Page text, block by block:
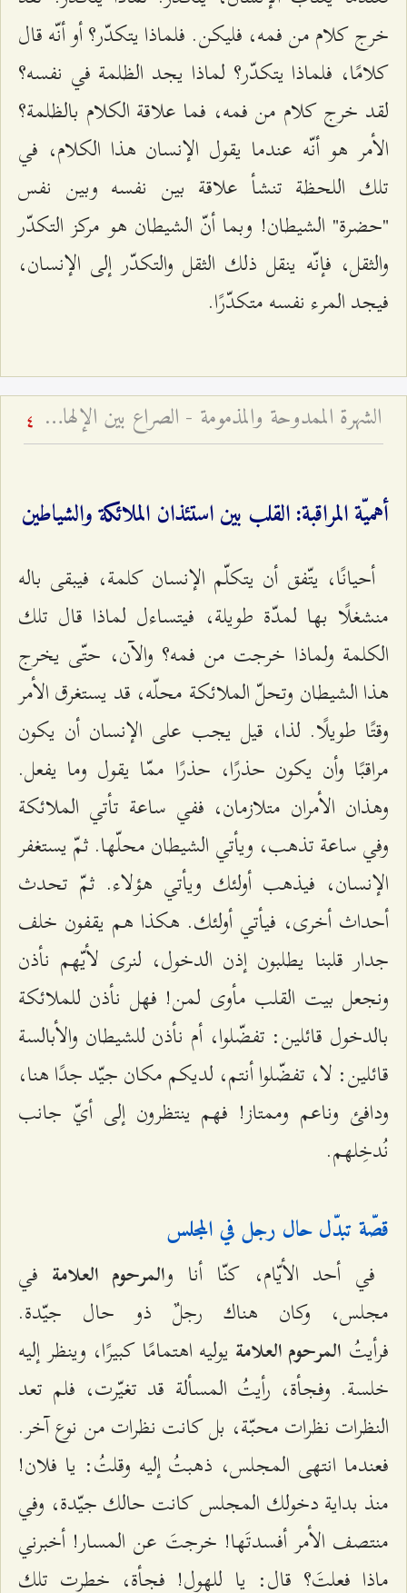
خرج كلام من فمه، فليكن. فلماذا يتكدّر؟ أو أنّه قال
كلامًا، فلماذا يتكدّر؟ لماذا يجد الظلمة في نفسه؟
لقد خرج كلام من فمه، فما علاقة الكلام بالظلمة؟
الأمر هو أنّه عندما يقول الإنسان هذا الكلام، في
تلك اللحظة تنشأ علاقة بين نفسه وبين نفس
"حضرة" الشيطان! وبما أنّ الشيطان هو مركز التكدّر
والثقل، فإنّه ينقل ذلك الثقل والتكدّر إلى الإنسان،
فيجد المرء نفسه متكدّرًا.
الشهرة الممدوحة والمذمومة - الصراع بين الإلهام الإلهي والوسوسة الشيطانية 4
أهميّة المراقبة: القلب بين استئذان الملائكة والشياطين
أحيانًا، يتّفق أن يتكلّم الإنسان كلمة، فيبقى باله
منشغلًا بها لمدّة طويلة، فيتساءل لماذا قال تلك
الكلمة ولماذا خرجت من فمه؟ والآن، حتّى يخرج
هذا الشيطان وتحلّ الملائكة محلّه، قد يستغرق الأمر
وقتًا طويلًا. لذا، قيل يجب على الإنسان أن يكون
مراقبًا وأن يكون حذرًا، حذرًا ممّا يقول وما يفعل.
وهذان الأمران متلازمان، ففي ساعة تأتي الملائكة
وفي ساعة تذهب، ويأتي الشيطان محلّها. ثمّ يستغفر
الإنسان، فيذهب أولئك ويأتي هؤلاء. ثمّ تحدث
أحداث أخرى، فيأتي أولئك. هكذا هم يقفون خلف
جدار قلبنا يطلبون إذن الدخول، لنرى لأيّهم نأذن
ونجعل بيت القلب مأوى لمن! فهل نأذن للملائكة
بالدخول قائلين: تفضّلوا، أم نأذن للشيطان والأبالسة
قائلين: لا، تفضّلوا أنتم، لديكم مكان جيّد جدًا هنا،
ودافئ وناعم وممتاز! فهم ينتظرون إلى أيّ جانب
نُدخِلهم.
قصّة تبدّل حال رجل في المجلس
في أحد الأيّام، كنّا أنا والمرحوم العلامة في
مجلس، وكان هناك رجلٌ ذو حال جيّدة.
فرأيتُ المرحوم العلامة يوليه اهتمامًا كبيرًا، وينظر إليه
خلسة. وفجأة، رأيتُ المسألة قد تغيّرت، فلم تعد
النظرات نظرات محبّة، بل كانت نظرات من نوع آخر.
فعندما انتهى المجلس، ذهبتُ إليه وقلتُ: يا فلان!
منذ بداية دخولك المجلس كانت حالك جيّدة، وفي
منتصف الأمر أفسدتَها! خرجتَ عن المسار! أخبرني
ماذا فعلتَ؟ قال: يا للهول! فجأة، خطرت تلك